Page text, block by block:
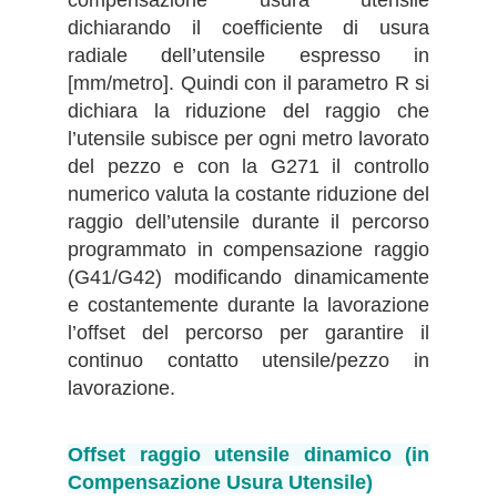
dichiarando il coefficiente di usura
radiale dell’utensile espresso in
[mm/metro]. Quindi con il parametro R si
dichiara la riduzione del raggio che
l’utensile subisce per ogni metro lavorato
del pezzo e con la G271 il controllo
numerico valuta la costante riduzione del
raggio dell’utensile durante il percorso
programmato in compensazione raggio
(G41/G42) modificando dinamicamente
e costantemente durante la lavorazione
l’offset del percorso per garantire il
continuo contatto utensile/pezzo in
lavorazione.
Offset raggio utensile dinamico (in
Compensazione Usura Utensile)